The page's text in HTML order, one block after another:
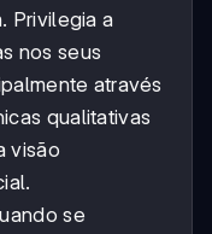
Privilegia a
nos seus
através
qualitativas
visão
se